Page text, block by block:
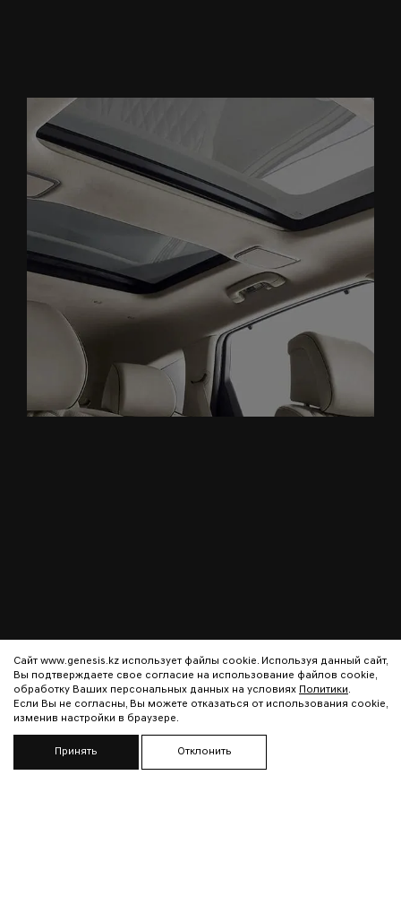
Сайт www.genesis.kz использует файлы cookie. Используя данный сайт,
Вы подтверждаете свое согласие на использование файлов cookie,
обработку Ваших персональных данных на условиях Политики.
Если Вы не согласны, Вы можете отказаться от использования cookie,
изменив настройки в браузере.
Принять Отклонить